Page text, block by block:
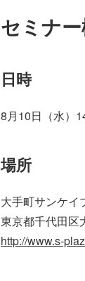
セミナ
日時
8月10日（水）
場所
大手町サンケイ
東京都千代田区
http://www.s-